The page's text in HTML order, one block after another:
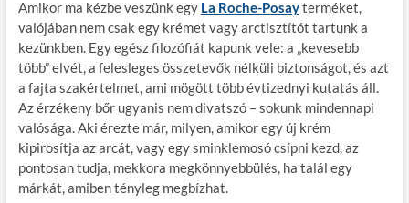
Amikor ma kézbe veszünk egy La Roche-Posayterméket,
valójában nem csak egy krémet vagy arctisztítót tartunk a
kezünkben. Egy egész filozófiát kapunk vele: a „kevesebb
több” elvét, a felesleges összetevők nélküli biztonságot, és azt
a fajta szakértelmet, ami mögött több évtizednyi kutatás áll.
Az érzékeny bőr ugyanis nem divatszó – sokunk mindennapi
valósága. Aki érezte már, milyen, amikor egy új krém
kipirosítja az arcát, vagy egy sminklemosó csípni kezd, az
pontosan tudja, mekkora megkönnyebbülés, ha talál egy
márkát, amiben tényleg megbízhat.